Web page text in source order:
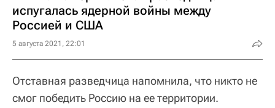
испугалась ядерной войны между
Россией и США
5 августа 2021, 22:01
Отставная разведчица напомнила, что никто не
смог победить Россию на ее территории.